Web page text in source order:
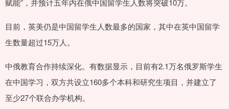
赋能”，并预计五年内在俄中国留学生人数将突破10万。
目前，英美仍是中国留学生人数最多的国家，其中在英中国留学
生数量超过15万人。
中俄教育合作持续深化。有数据显示，目前有2.1万名俄罗斯学生
在中国学习，双方共设立160多个本科和研究生项目，并建立了
至少27个联合办学机构。